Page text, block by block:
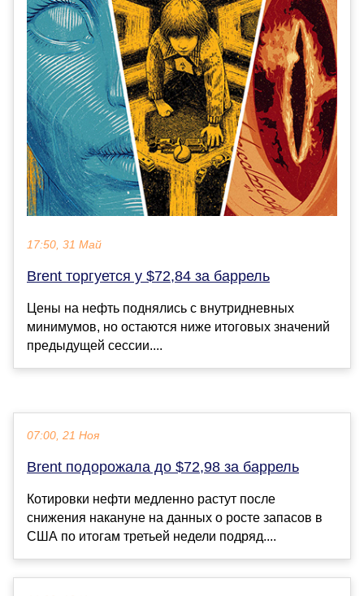
17:50, 31 Май
Brent торгуется у $72,84 за баррель
Цены на нефть поднялись с внутридневных
минимумов, но остаются ниже итоговых значений
предыдущей сессии....
07:00, 21 Ноя
Brent подорожала до $72,98 за баррель
Котировки нефти медленно растут после
снижения накануне на данных о росте запасов в
США по итогам третьей недели подряд....